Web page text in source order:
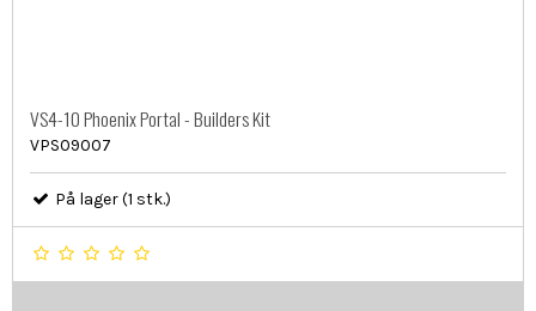
VS4-10 Phoenix Portal - Builders Kit
VPS09007
På lager (1 stk.)